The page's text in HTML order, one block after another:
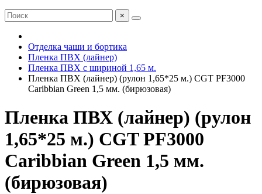
×
Отделка чаши и бортика
Пленка ПВХ (лайнер)
Пленка ПВХ с шириной 1,65 м.
Пленка ПВХ (лайнер) (рулон 1,65*25 м.) CGT PF3000
Caribbian Green 1,5 мм. (бирюзовая)
Пленка ПВХ (лайнер) (рулон
1,65*25 м.) CGT PF3000
Caribbian Green 1,5 мм.
(бирюзовая)